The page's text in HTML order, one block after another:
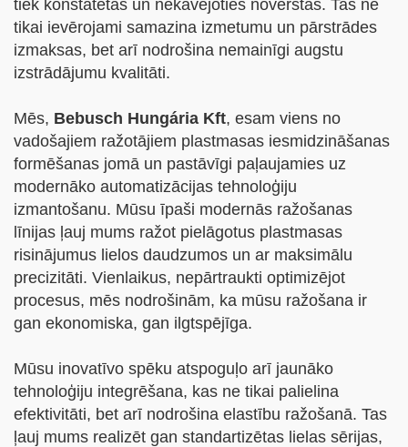
tiek konstatētas un nekavējoties novērstas. Tas ne
tikai ievērojami samazina izmetumu un pārstrādes
izmaksas, bet arī nodrošina nemainīgi augstu
izstrādājumu kvalitāti.
Mēs, Bebusch Hungária Kft, esam viens no
vadošajiem ražotājiem plastmasas iesmidzināšanas
formēšanas jomā un pastāvīgi paļaujamies uz
modernāko automatizācijas tehnoloģiju
izmantošanu. Mūsu īpaši modernās ražošanas
līnijas ļauj mums ražot pielāgotus plastmasas
risinājumus lielos daudzumos un ar maksimālu
precizitāti. Vienlaikus, nepārtraukti optimizējot
procesus, mēs nodrošinām, ka mūsu ražošana ir
gan ekonomiska, gan ilgtspējīga.
Mūsu inovatīvo spēku atspoguļo arī jaunāko
tehnoloģiju integrēšana, kas ne tikai palielina
efektivitāti, bet arī nodrošina elastību ražošanā. Tas
ļauj mums realizēt gan standartizētas lielas sērijas,